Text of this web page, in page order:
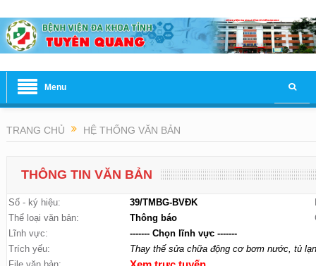
Menu
TRANG CHỦ HỆ THỐNG VĂN BẢN
THÔNG TIN VĂN BẢN
Số - ký hiệu: 39/TMBG-BVĐK
Thể loại văn bản:
Thông báo
Lĩnh vực:
------- Chọn lĩnh vực -------
Trích yếu:
Thay thế sửa chữa động cơ bơm nước, tủ
File văn bản: